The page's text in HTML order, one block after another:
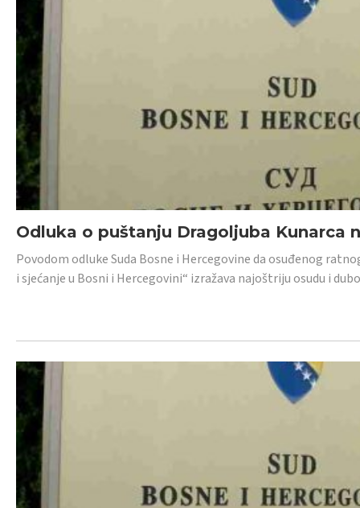
Odluka o puštanju Dragoljuba Kunarca
Povodom odluke Suda Bosne i Hercegovine da osuđenog
i sjećanje u Bosni i Hercegovini“ izražava najoštriju osudu i